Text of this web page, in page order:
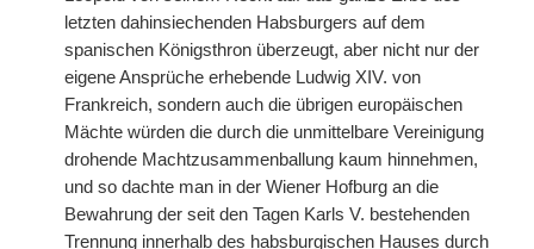
letzten dahinsiechenden Habsburgers auf dem
spanischen Königsthron überzeugt, aber nicht nur der
eigene Ansprüche erhebende Ludwig XIV. von
Frankreich, sondern auch die übrigen europäischen
Mächte würden die durch die unmittelbare Vereinigung
drohende Machtzusammenballung kaum hinnehmen,
und so dachte man in der Wiener Hofburg an die
Bewahrung der seit den Tagen Karls V. bestehenden
Trennung innerhalb des habsburgischen Hauses durch